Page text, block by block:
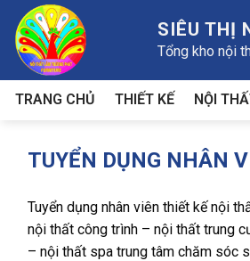
Skip
content
SIÊU THỊ
Tổng kho nội
TRANG CHỦ THIẾT KẾ NỘI
TUYỂN DỤNG NHÂN
Tuyển dụng nhân viên thiết kế nội
nội thất công trình – nội thất trung
– nội thất spa trung tâm chăm sóc